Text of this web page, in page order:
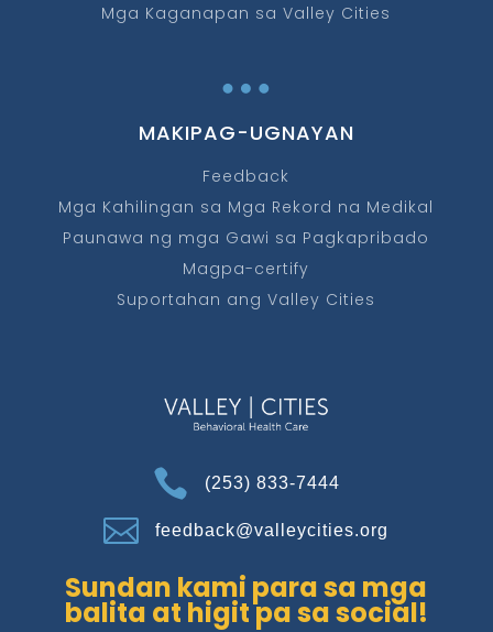
Mga Kaganapan sa Valley Cities
…
MAKIPAG-UGNAYAN
Feedback
Mga Kahilingan sa Mga Rekord na Medikal
Paunawa ng mga Gawi sa Pagkapribado
Magpa-certify
Suportahan ang Valley Cities
 (253) 833-7444
 feedback@valleycities.org
Sundan kami para sa mga
balita at higit pa sa social!